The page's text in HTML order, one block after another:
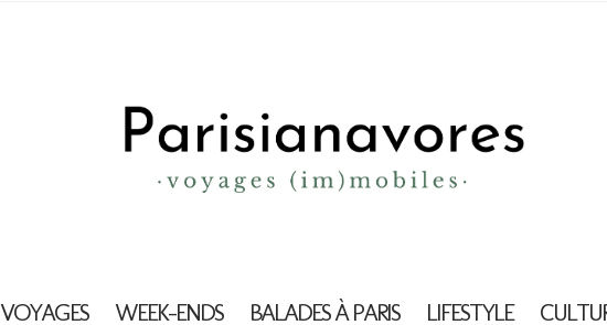
VOYAGES WEEK-ENDS BALADES À PARIS LIFESTYLE